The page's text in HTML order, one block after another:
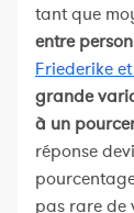
tant que
entre
Friederike
grande
à un
réponse
pas rare de